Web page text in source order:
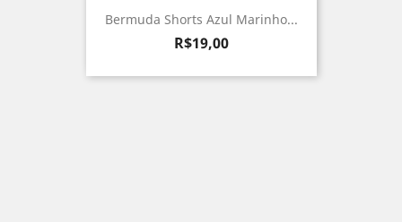
Bermuda Shorts Azul Marinho...
Preço
R$19,00